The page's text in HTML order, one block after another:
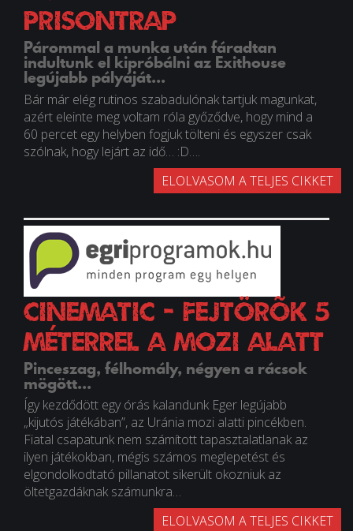
PrisonTrap
Párommal a munka után fáradtan
indultunk el kipróbálni az Exithouse
legújabb pályáját...
Bár már elég rutinos szabadulónak tartjuk magunkat,
azért eleinte meg voltam róla győződve, hogy mind a
60 percet egy helyben fogjuk tölteni és egyszer csak
szólnak, hogy lejárt az idő… :D….
ELOLVASOM A TELJES CIKKET
CinematiC - fejtörõk 5
méterrel a mozi alatt
Pinceszag, félhomály, négyen a rácsok
mögött...
Így kezdődött egy órás kalandunk Eger legújabb
„kijutós játékában”, az Uránia mozi alatti pincékben.
Fiatal csapatunk nem számított tapasztalatlanak az
ilyen játékokban, mégis számos meglepetést és
elgondolkodtató pillanatot sikerült okozniuk az
öltetgazdáknak számunkra…
ELOLVASOM A TELJES CIKKET